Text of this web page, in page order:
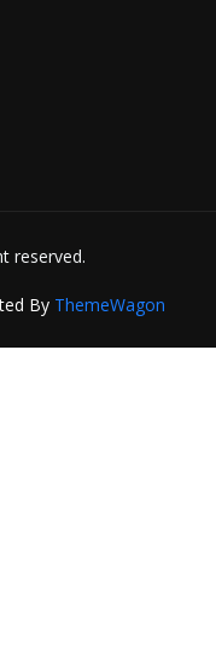
reserved.
By ThemeWagon